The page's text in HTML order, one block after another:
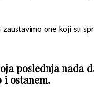
zaustavimo one koji su
poslednja nada
i ostanem.